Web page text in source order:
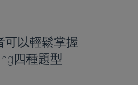
可以輕鬆掌握
四種題型